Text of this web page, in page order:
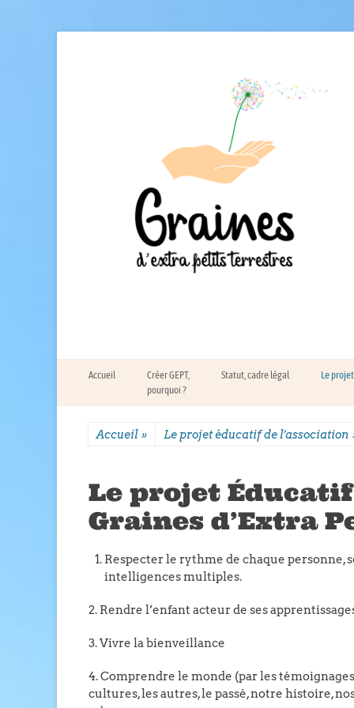
école
Menu principal
Accueil
Créer GEPT,
pourquoi ?
Statut, cadre légal Le
Accueil » Le projet éducatif de l’association
Le projet
Graines d’Extra
Respecter le rythme de chaque personne,
intelligences multiples.
2. Rendre l’enfant acteur de ses
3. Vivre la bienveillance
4. Comprendre le monde (par les
cultures, les autres, le passé, notre histoire,